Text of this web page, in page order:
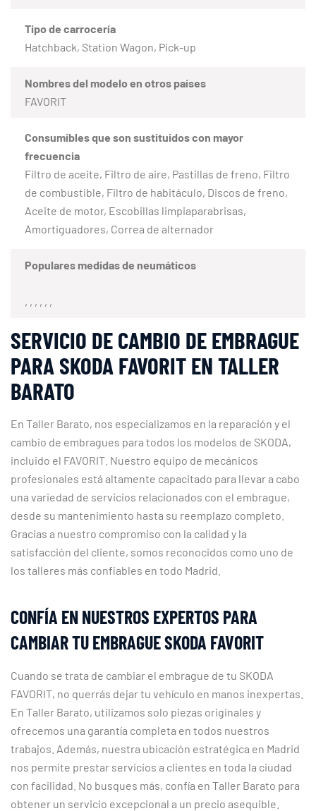
Tipo de carrocería
Hatchback, Station Wagon, Pick-up
Nombres del modelo en otros países
FAVORIT
Consumibles que son sustituidos con mayor
frecuencia
Filtro de aceite, Filtro de aire, Pastillas de freno, Filtro
de combustible, Filtro de habitáculo, Discos de freno,
Aceite de motor, Escobillas limpiaparabrisas,
Amortiguadores, Correa de alternador
Populares medidas de neumáticos
, , , , , ,
SERVICIO DE CAMBIO DE EMBRAGUE
PARA SKODA FAVORIT EN TALLER
BARATO
En Taller Barato, nos especializamos en la reparación y el
cambio de embragues para todos los modelos de SKODA,
incluido el FAVORIT. Nuestro equipo de mecánicos
profesionales está altamente capacitado para llevar a cabo
una variedad de servicios relacionados con el embrague,
desde su mantenimiento hasta su reemplazo completo.
Gracias a nuestro compromiso con la calidad y la
satisfacción del cliente, somos reconocidos como uno de
los talleres más confiables en todo Madrid.
CONFÍA EN NUESTROS EXPERTOS PARA
CAMBIAR TU EMBRAGUE SKODA FAVORIT
Cuando se trata de cambiar el embrague de tu SKODA
FAVORIT, no querrás dejar tu vehículo en manos inexpertas.
En Taller Barato, utilizamos solo piezas originales y
ofrecemos una garantía completa en todos nuestros
trabajos. Además, nuestra ubicación estratégica en Madrid
nos permite prestar servicios a clientes en toda la ciudad
con facilidad. No busques más, confía en Taller Barato para
obtener un servicio excepcional a un precio asequible.